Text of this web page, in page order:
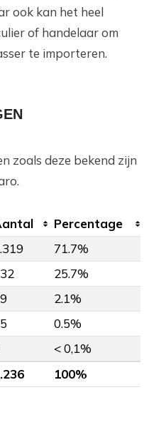
ook kan het heel
of handelaar om
te importeren.
zoals deze bekend zijn
Percentage
71.7%
25.7%
2.1%
0.5%
< 0,1%
100%